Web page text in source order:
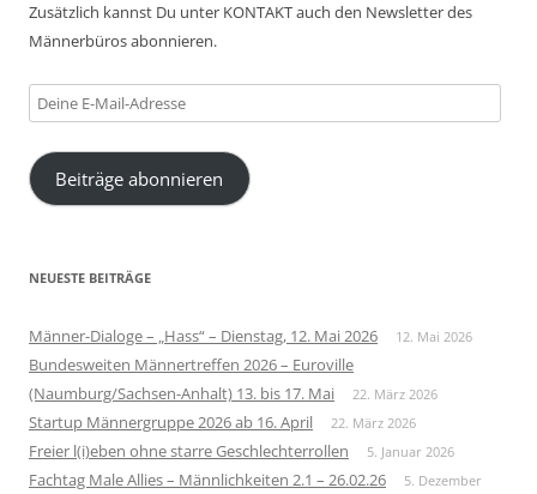
Zusätzlich kannst Du unter KONTAKT auch den Newsletter des
Männerbüros abonnieren.
Deine
E-
Mail-
AdresseBeiträge abonnieren
NEUESTE BEITRÄGE
Männer-Dialoge – „Hass“ – Dienstag, 12. Mai 2026 12. Mai 2026
Bundesweiten Männertreffen 2026 – Euroville
(Naumburg/Sachsen-Anhalt) 13. bis 17. Mai
22. März 2026
Startup Männergruppe 2026 ab 16. April 22. März 2026
Freier l(i)eben ohne starre Geschlechterrollen 5. Januar 2026
Fachtag Male Allies – Männlichkeiten 2.1 – 26.02.26
5. Dezember